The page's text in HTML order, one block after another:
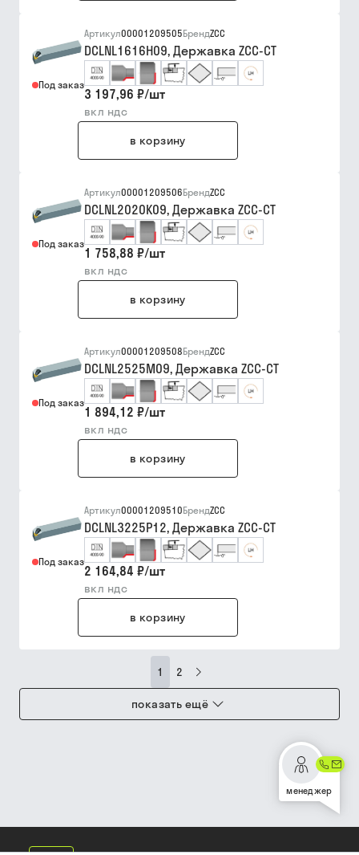
Под заказ
Артикул00001209505БрендZCC
DCLNL1616H09, Державка ZCC-CT
3 197,96 ₽/шт
вкл ндс
в корзину
Под заказ
Артикул00001209506БрендZCC
DCLNL2020K09, Державка ZCC-CT
1 758,88 ₽/шт
вкл ндс
в корзину
Под заказ
Артикул00001209508БрендZCC
DCLNL2525M09, Державка ZCC-CT
1 894,12 ₽/шт
вкл ндс
в корзину
Под заказ
Артикул00001209510БрендZCC
DCLNL3225P12, Державка ZCC-CT
2 164,84 ₽/шт
вкл ндс
в корзину
1 2
показать ещё
менеджер